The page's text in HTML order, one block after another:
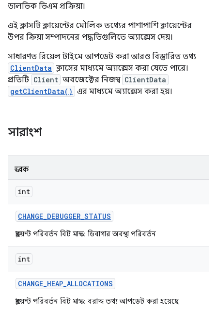
ডালভিক ভিএম প্রক্রিয়া।
এই ক্লাসটি ক্লায়েন্টের মৌলিক তথ্যের পাশাপাশি ক্লায়েন্টের
উপর ক্রিয়া সম্পাদনের পদ্ধতিগুলিতে অ্যাক্সেস দেয়।
সাধারণত রিয়েল টাইমে আপডেট করা আরও বিস্তারিত তথ্য
ClientData ক্লাসের মাধ্যমে অ্যাক্সেস করা যেতে পারে।
প্রতিটি Client অবজেক্টের নিজস্ব ClientData
getClientData() এর মাধ্যমে অ্যাক্সেস করা হয়।
সারাংশ
ধ্রুবক
int
CHANGE_DEBUGGER_STATUS
ক্লায়েন্ট পরিবর্তন বিট মাস্ক: ডিবাগার অবস্থা পরিবর্তন
int
CHANGE_HEAP_ALLOCATIONS
ক্লায়েন্ট পরিবর্তন বিট মাস্ক: বরাদ্দ তথ্য আপডেট করা হয়েছে